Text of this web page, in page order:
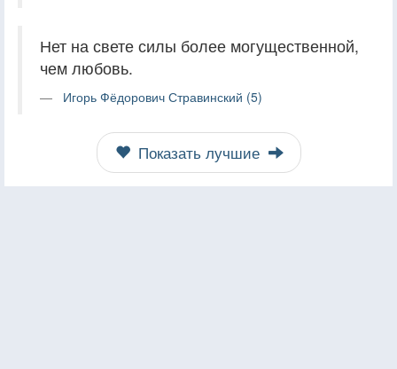
Нет на свете силы более могущественной,
чем любовь.
Игорь Фёдорович Стравинский (5)
Показать лучшие